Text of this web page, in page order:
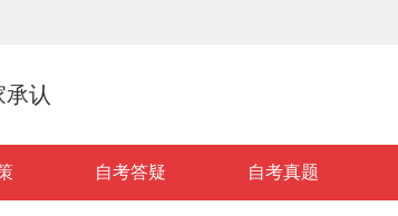
承认
自考答疑 自考真题